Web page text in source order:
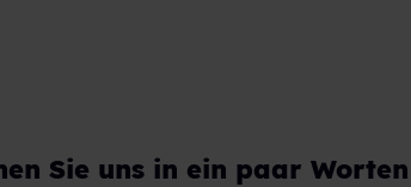
Sie uns in ein paar Worten